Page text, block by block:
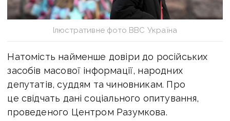
Ілюстративне фото ВВС Україна
Натомість найменше довіри до російських
засобів масової інформації, народних
депутатів, суддям та чиновникам. Про
це свідчать дані соціального опитування,
проведеного Центром Разумкова.